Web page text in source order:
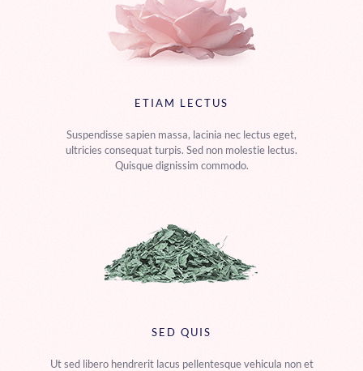
ETIAM LECTUS
Suspendisse sapien massa, lacinia nec lectus eget,
ultricies consequat turpis. Sed non molestie lectus.
Quisque dignissim commodo.
SED QUIS
Ut sed libero hendrerit lacus pellentesque vehicula non et